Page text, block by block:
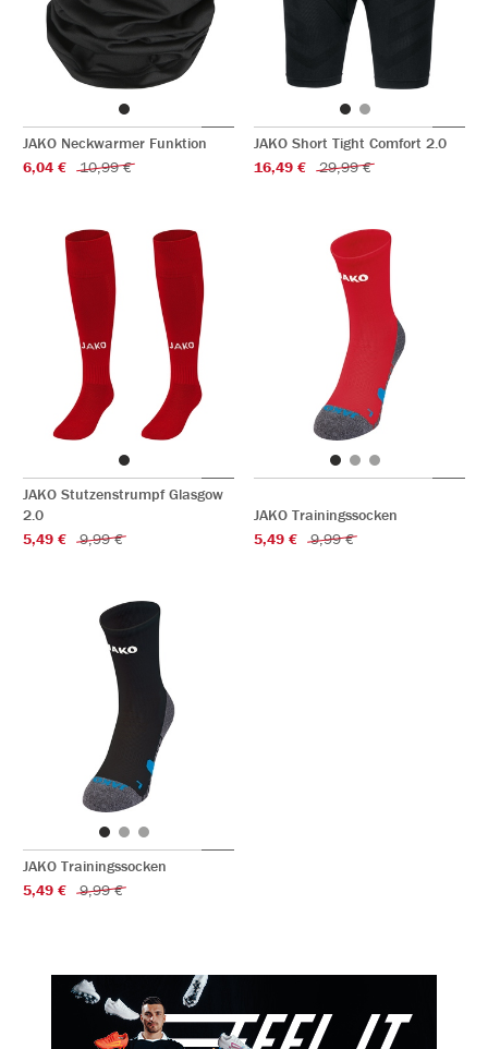
JAKO Neckwarmer Funktion
6,04 €
10,99 €
JAKO Short Tight Comfort 2.0
16,49 €
29,99 €
JAKO Stutzenstrumpf Glasgow
2.0
5,49 €
9,99 €
JAKO Trainingssocken
5,49 €
9,99 €
JAKO Trainingssocken
5,49 €
9,99 €